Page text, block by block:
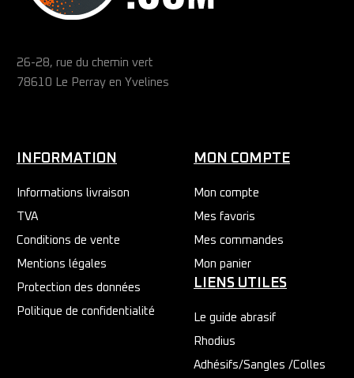
26-28, rue du chemin vert
78610 Le Perray en Yvelines
INFORMATION
Informations livraison
TVA
Conditions de vente
Mentions légales
Protection des données
Politique de confidentialité
MON COMPTE
Mon compte
Mes favoris
Mes commandes
Mon panier
LIENS UTILES
Le guide abrasif
Rhodius
Adhésifs/Sangles /Colles